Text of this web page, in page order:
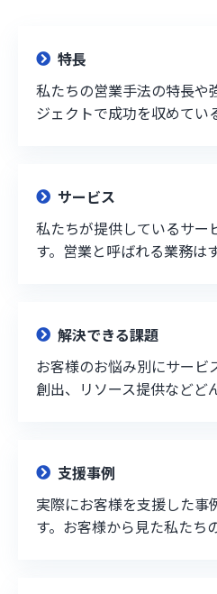
特長
私たちの営業手法の特長や
ジェクトで成功を収めてい
サービス
私たちが提供しているサー
す。営業と呼ばれる業務は
解決できる課題
お客様のお悩み別にサービ
創出、リソース提供などど
支援事例
実際にお客様を支援した事
す。お客様から見た私たち